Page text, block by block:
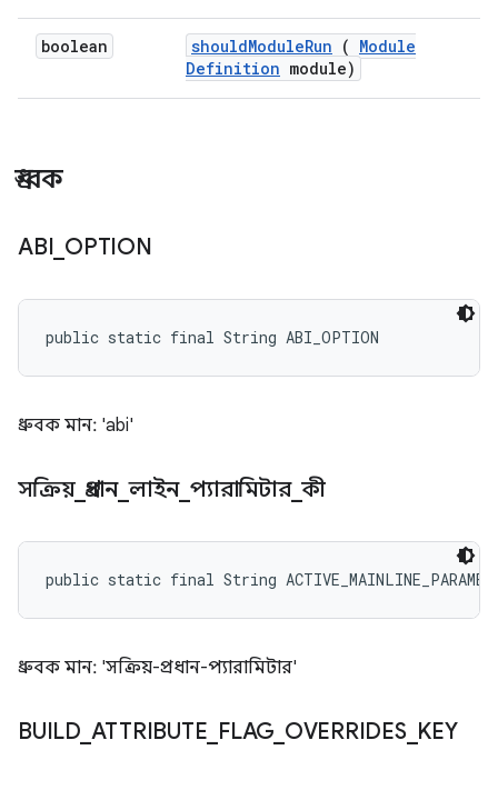
boolean shouldModuleRun ( Module
Definition module)
ধ্রুবক
ABI OPTION
public static final String ABI_OPTION
ধ্রুবক মান: 'abi'
সক্রিয়_ প্রধান_লাইন_ প্যারামিটার_কী
public static final String
ধ্রুবক মান: 'সক্রিয়-প্রধান-প্যারামিটার'
BUILD_ ATTRIBUTE FLAG OVERRIDES_ KEY